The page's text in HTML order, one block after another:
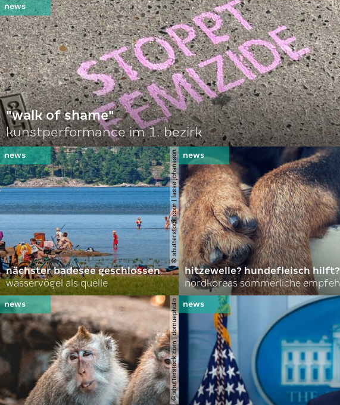
"walk of shame"
kunstperformance im 1. bezirk
© shutterstock.com | lasse johansson
nächster badesee geschlossen
wasservögel als quelle
hitzewelle? hundefleisch hilft?
© shutterstock.com | domuephoto